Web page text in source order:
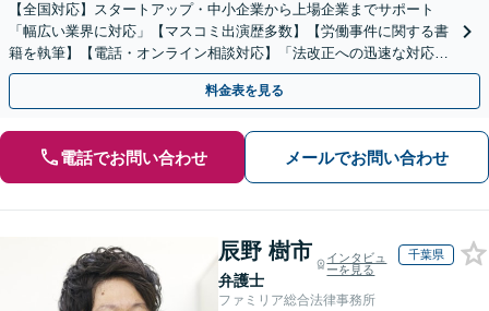
【全国対応】スタートアップ・中小企業から上場企業までサポート
「幅広い業界に対応」【マスコミ出演歴多数】【労働事件に関する書
籍を執筆】【電話・オンライン相談対応】「法改正への迅速な対応」
「労務環境の整備でトラブルを未然に防ぐ」
料金表を見る
電話でお問い合わせ メールでお問い合わせ
辰野 樹市
弁護士
インタビュ
ーを見る
千葉県
ファミリア総合法律事務所